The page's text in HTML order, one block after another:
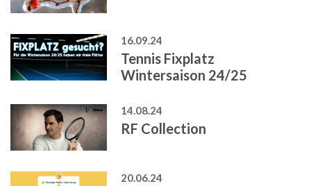
16.09.24
Tennis Fixplatz
Wintersaison 24/25
14.08.24
RF Collection
20.06.24